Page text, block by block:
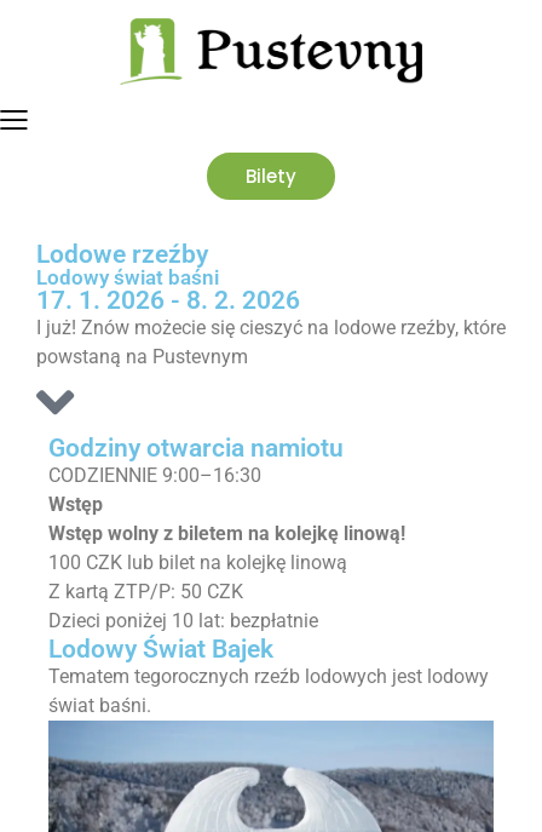
Bilety
Lodowe rzeźby
Lodowy świat baśni
17. 1. 2026 - 8. 2. 2026
I już! Znów możecie się cieszyć na lodowe rzeźby, które
powstaną na Pustevnym
Godziny otwarcia namiotu
CODZIENNIE 9:00–16:30
Wstęp
Wstęp wolny z biletem na kolejkę linową!
100 CZK lub bilet na kolejkę linową
Z kartą ZTP/P: 50 CZK
Dzieci poniżej 10 lat: bezpłatnie
Lodowy Świat Bajek
Tematem tegorocznych rzeźb lodowych jest lodowy
świat baśni.